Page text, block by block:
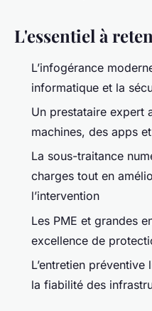
L'essentiel à
L’infogérance
informatique et la
Un prestataire expert
machines, des apps
La sous-traitance
charges tout en
l’intervention
Les PME et grandes
excellence de
L’entretien
la fiabilité des